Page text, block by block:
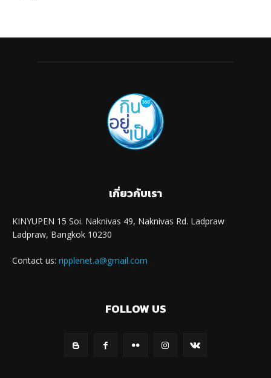
เกี่ยวกับเรา
KINYUPEN 15 Soi. Naknivas 49, Naknivas Rd. Ladpraw
Ladpraw, Bangkok 10230
Contact us: ripplenet.a@gmail.com
FOLLOW US